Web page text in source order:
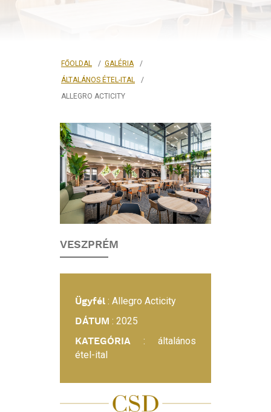
FŐOLDAL
GALÉRIA
ÁLTALÁNOS ÉTEL-ITAL
ALLEGRO ACTICITY
BELSŐÉPÍTÉSZETI
PROJEKT:
ALLEGRO
ACTICITY
VESZPRÉM
Ügyfél : Allegro Acticity
DÁTUM : 2025
KATEGÓRIA : általános
étel-ital